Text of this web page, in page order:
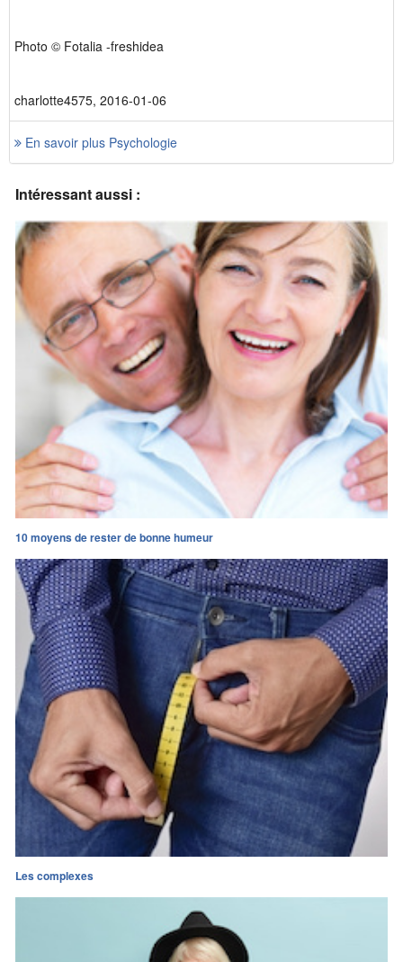
Photo © Fotalia -freshidea
charlotte4575, 2016-01-06
En savoir plus Psychologie
Intéressant aussi :
10 moyens de rester de bonne humeur
Les complexes